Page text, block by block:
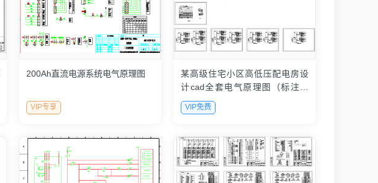
200Ah直流电源系统电气原理图
VIP专享
某高级住宅小区高低压配电房设
计cad全套电气原理图（标注详
细）
VIP免费